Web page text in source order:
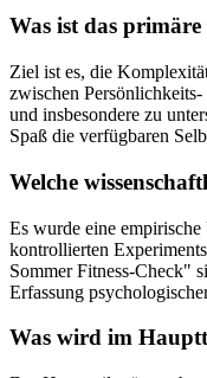
Was ist das
Ziel ist es, die
zwischen
und insbesondere zu
Spaß die verfügbaren
Welche
Es wurde eine
kontrollierten
Sommer Fitness-Check"
Erfassung
Was wird im